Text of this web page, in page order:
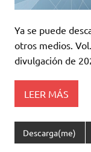
Ya se puede
otros medios.
divulgación de
LEER MÁS
Descarga(me)